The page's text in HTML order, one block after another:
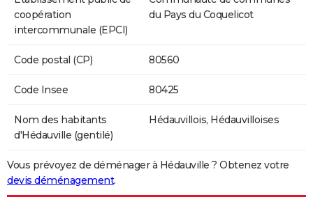
coopération
intercommunale (EPCI)
du Pays du Coquelicot
Code postal (CP) 80560
Code Insee 80425
Nom des habitants
d'Hédauville (gentilé)
Hédauvillois, Hédauvilloises
Vous prévoyez de déménager à Hédauville ? Obtenez votre
devis déménagement.